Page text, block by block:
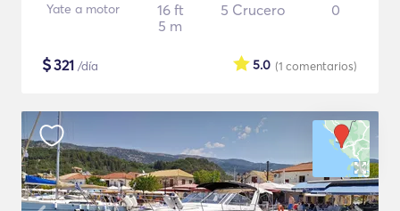
Yate a motor
16 ft
5 m
5 Crucero 0
$321 /día (1 comentarios)
5.0